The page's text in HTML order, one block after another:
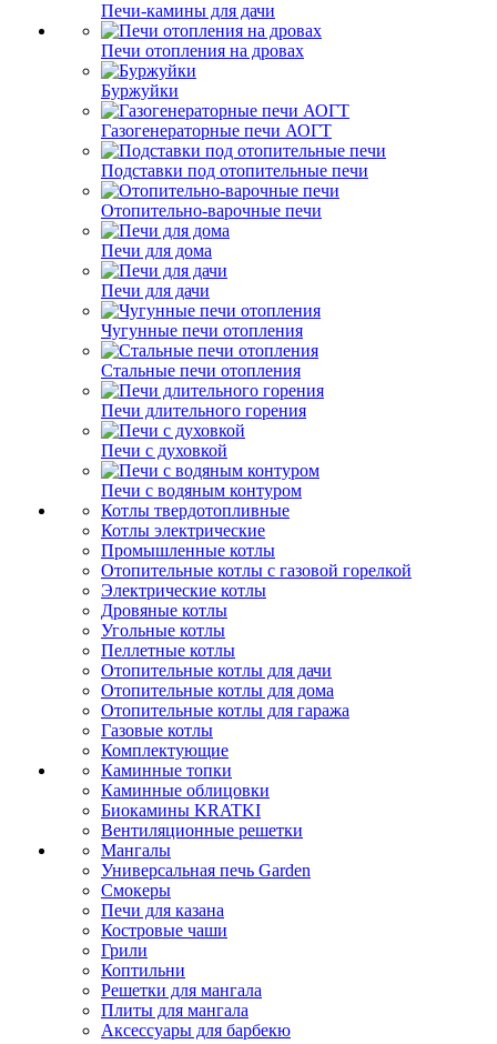
Печи-камины для дачи
Печи отопления на дровах
Буржуйки
Газогенераторные печи АОГТ
Подставки под отопительные печи
Отопительно-варочные печи
Печи для дома
Печи для дачи
Чугунные печи отопления
Стальные печи отопления
Печи длительного горения
Печи с духовкой
Печи с водяным контуром
Котлы твердотопливные
Котлы электрические
Промышленные котлы
Отопительные котлы с газовой горелкой
Электрические котлы
Дровяные котлы
Угольные котлы
Пеллетные котлы
Отопительные котлы для дачи
Отопительные котлы для дома
Отопительные котлы для гаража
Газовые котлы
Комплектующие
Каминные топки
Каминные облицовки
Биокамины KRATKI
Вентиляционные решетки
Мангалы
Универсальная печь Garden
Смокеры
Печи для казана
Костровые чаши
Грили
Коптильни
Решетки для мангала
Плиты для мангала
Аксессуары для барбекю